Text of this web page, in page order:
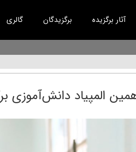
آثار برگزیده برگزیدگان گالری
المپیاد دانش‌آموزی